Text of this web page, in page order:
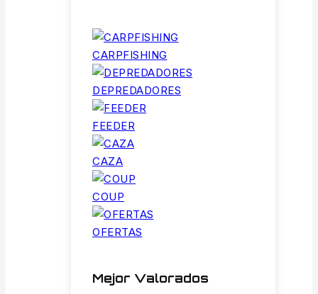
CARPFISHING
DEPREDADORES
FEEDER
CAZA
COUP
OFERTAS
Mejor Valorados